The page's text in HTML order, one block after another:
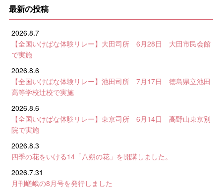
最新の投稿
2026.8.7
【全国いけばな体験リレー】大田司所 6月28日 大田市民会館
で実施
2026.8.6
【全国いけばな体験リレー】池田司所 7月17日 徳島県立池田
高等学校辻校で実施
2026.8.6
【全国いけばな体験リレー】東京司所 6月14日 高野山東京別
院で実施
2026.8.3
四季の花をいける14「八朔の花」を開講しました。
2026.7.31
月刊嵯峨の8月号を発行しました